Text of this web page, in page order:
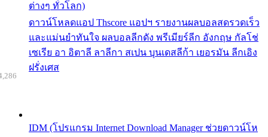
ต่างๆ ทั่วโลก)
ดาวน์โหลดแอป Thscore แอปฯ รายงานผลบอลสดรวดเร็ว
และแม่นยำทันใจ ผลบอลลีกดัง พรีเมียร์ลีก อังกฤษ กัลโช่
เซเรีย อา อิตาลี ลาลีกา สเปน บุนเดสลีก้า เยอรมัน ลีกเอิง
ฝรั่งเศส
IDM (โปรแกรม Internet Download Manager ช่วยดาวน์โห